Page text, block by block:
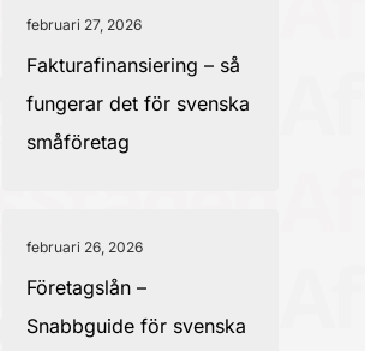
februari 27, 2026
Fakturafinansiering – så
fungerar det för svenska
småföretag
februari 26, 2026
Företagslån –
Snabbguide för svenska